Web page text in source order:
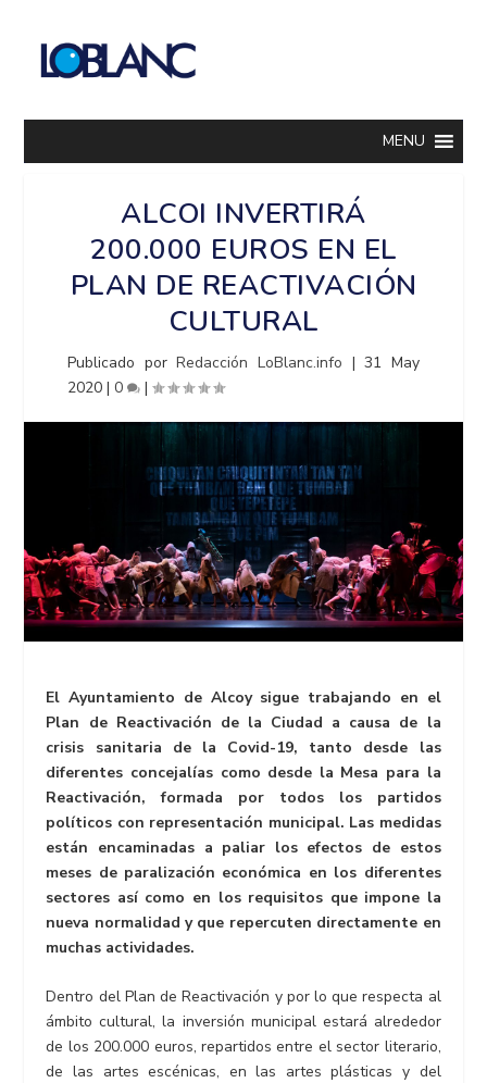
MENU
ALCOI INVERTIRÁ
200.000 EUROS EN EL
PLAN DE REACTIVACIÓN
CULTURAL
Publicado porRedacción LoBlanc.info |31 May
2020 |0 |
El Ayuntamiento de Alcoy sigue trabajando en el
Plan de Reactivación de la Ciudad a causa de la
crisis sanitaria de la Covid-19, tanto desde las
diferentes concejalías como desde la Mesa para la
Reactivación, formada por todos los partidos
políticos con representación municipal. Las medidas
están encaminadas a paliar los efectos de estos
meses de paralización económica en los diferentes
sectores así como en los requisitos que impone la
nueva normalidad y que repercuten directamente en
muchas actividades.
Dentro del Plan de Reactivación y por lo que respecta al
ámbito cultural, la inversión municipal estará alrededor
de los 200.000 euros, repartidos entre el sector literario,
de las artes escénicas, en las artes plásticas y del